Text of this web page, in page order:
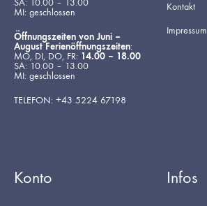
MI: geschlossen
Öffnungszeiten von Juni –
August Ferienöffnungszeiten:
MO, DI, DO, FR: 14.00 – 18.00
SA: 10.00 – 13.00
MI: geschlossen
TELEFON: +43 5224 67198
Kontakt
Impressum
Konto Infos